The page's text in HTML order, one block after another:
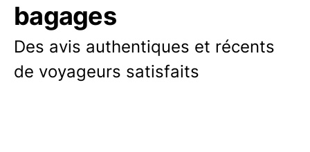
bagages
Des avis authentiques et récents
de voyageurs satisfaits